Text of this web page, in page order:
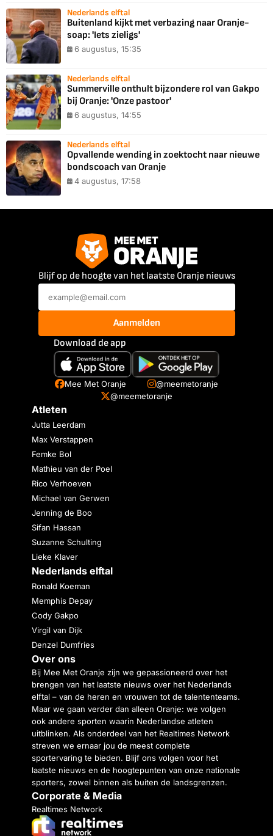
Nederlands elftal
Buitenland kijkt met verbazing naar Oranje-
soap: 'Iets zieligs'
6 augustus, 15:35
Nederlands elftal
Summerville onthult bijzondere rol van Gakpo
bij Oranje: 'Onze pastoor'
6 augustus, 14:55
Nederlands elftal
Opvallende wending in zoektocht naar nieuwe
bondscoach van Oranje
4 augustus, 17:58
Blijf op de hoogte van het laatste Oranje nieuws
Aanmelden
Download de app
Mee Met Oranje
@meemetoranje
@meemetoranje
Atleten
Jutta Leerdam
Max Verstappen
Femke Bol
Mathieu van der Poel
Rico Verhoeven
Michael van Gerwen
Jenning de Boo
Sifan Hassan
Suzanne Schulting
Lieke Klaver
Nederlands elftal
Ronald Koeman
Memphis Depay
Cody Gakpo
Virgil van Dijk
Denzel Dumfries
Over ons
Bij Mee Met Oranje zijn we gepassioneerd over het
brengen van het laatste nieuws over het Nederlands
elftal – van de heren en vrouwen tot de talententeams.
Maar we gaan verder dan alleen Oranje: we volgen
ook andere sporten waarin Nederlandse atleten
uitblinken. Als onderdeel van het Realtimes Network
streven we ernaar jou de meest complete
sportervaring te bieden. Blijf ons volgen voor het
laatste nieuws en de hoogtepunten van onze nationale
sporters, zowel binnen als buiten de landsgrenzen.
Corporate & Media
Realtimes Network